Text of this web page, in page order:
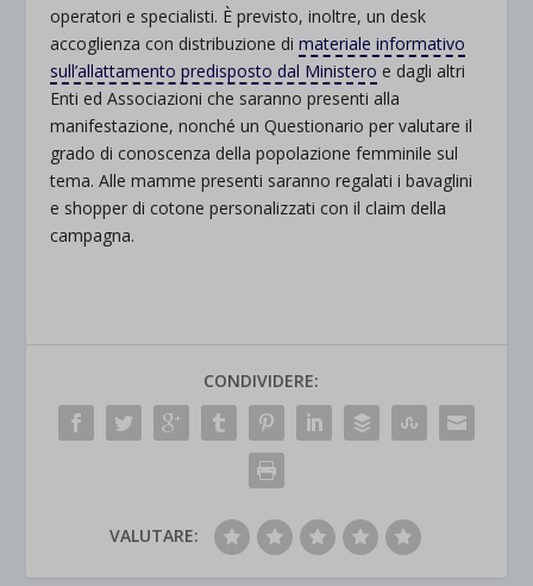
operatori e specialisti. È previsto, inoltre, un desk
accoglienza con distribuzione dimateriale informativo
sull’allattamento predisposto dal Ministero e dagli altri
Enti ed Associazioni che saranno presenti alla
manifestazione, nonché un Questionario per valutare il
grado di conoscenza della popolazione femminile sul
tema. Alle mamme presenti saranno regalati i bavaglini
e shopper di cotone personalizzati con il claim della
campagna.
CONDIVIDERE:
VALUTARE: